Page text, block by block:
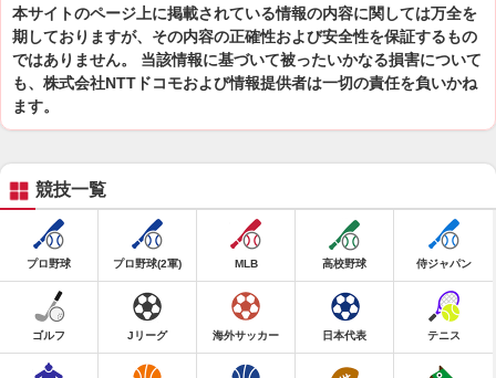
本サイトのページ上に掲載されている情報の内容に関しては万全を
期しておりますが、その内容の正確性および安全性を保証するもの
ではありません。 当該情報に基づいて被ったいかなる損害について
も、株式会社NTTドコモおよび情報提供者は一切の責任を負いかね
ます。
競技一覧
プロ野球 プロ野球(2軍) MLB 高校野球 侍ジャパン
ゴルフ Jリーグ 海外サッカー 日本代表 テニス